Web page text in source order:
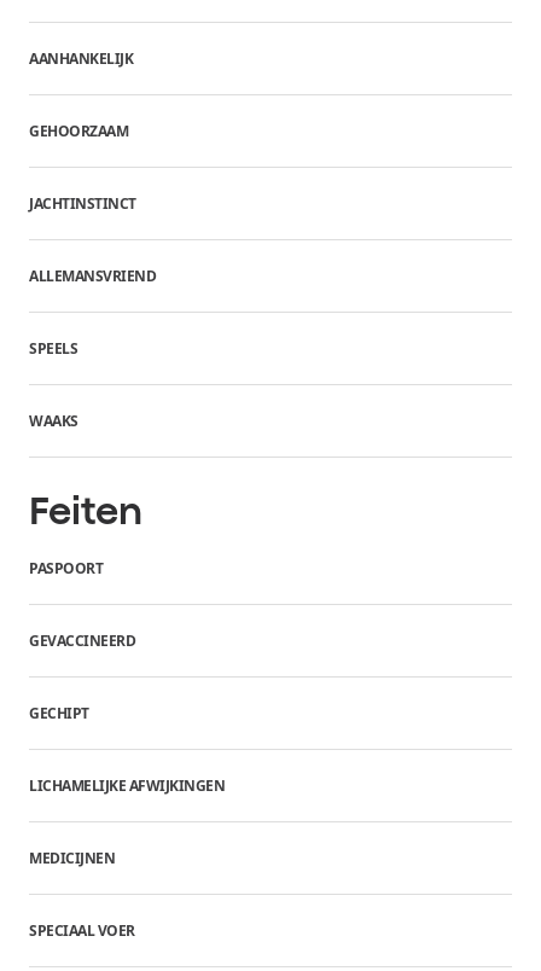
AANHANKELIJK
GEHOORZAAM
JACHTINSTINCT
ALLEMANSVRIEND
SPEELS
WAAKS
Feiten
PASPOORT
GEVACCINEERD
GECHIPT
LICHAMELIJKE AFWIJKINGEN
MEDICIJNEN
SPECIAAL VOER